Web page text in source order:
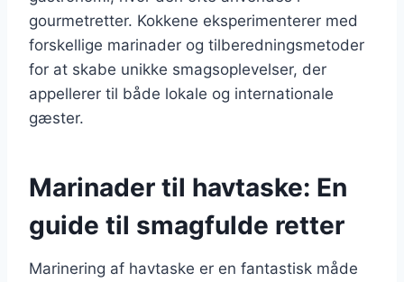
gourmetretter. Kokkene eksperimenterer med
forskellige marinader og tilberedningsmetoder
for at skabe unikke smagsoplevelser, der
appellerer til både lokale og internationale
gæster.
Marinader til havtaske: En
guide til smagfulde retter
Marinering af havtaske er en fantastisk måde